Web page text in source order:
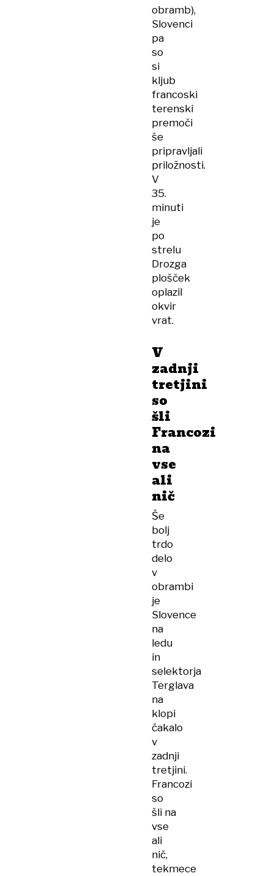
obramb),
Slovenci
pa
so
si
kljub
francoski
terenski
premoči
še
pripravljali
priložnosti.
V
35.
minuti
je
po
strelu
Drozga
plošček
oplazil
okvir
vrat.
V
zadnji
tretjini
so
šli
Francozi
na
vse
ali
nič
Še
bolj
trdo
delo
v
obrambi
je
Slovence
na
ledu
in
selektorja
Terglava
na
klopi
čakalo
v
zadnji
tretjini.
Francozi
so
šli na
vse
ali
nič,
tekmece